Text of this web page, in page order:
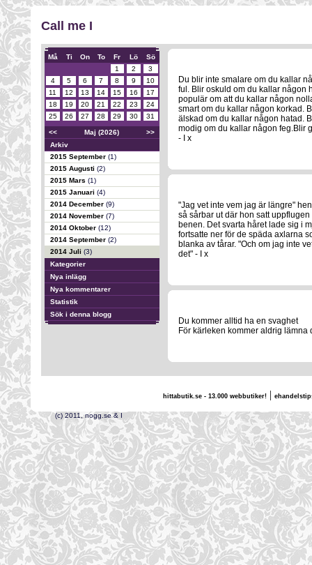
Call me I
Må Ti On To Fr Lö
Sö
1
2
3
4
5 6 7 8 9
10
11
12 13 14 15 16
17
18
19 20 21 22 23
24
25
26 27 28 29 30 31
<< Maj (2026)
>>
Arkiv
2015 September (1)
2015 Augusti (2)
2015 Mars (1)
2015 Januari (4)
2014 December (9)
2014 November (7)
2014 Oktober (12)
2014 September (2)
2014 Juli (3)
Kategorier
Nya inlägg
Nya kommentarer
Statistik
Sök i denna blogg
Du blir inte smalare om du kallar
ful. Blir oskuld om du kallar någon
populär om att du kallar någon
smart om du kallar någon korkad.
älskad om du kallar någon hatad.
modig om du kallar någon feg.Blir
- I x
"Jag vet inte vem jag är längre"
så sårbar ut där hon satt
benen. Det svarta håret lade sig i
fortsatte ner för de späda axlarna
blanka av tårar. "Och om jag inte
det" - I x
Du kommer alltid ha en svaghet
För kärleken kommer aldrig lämna
hittabutik.se - 13.000 webbutiker!|
(c) 2011, nogg.se & I